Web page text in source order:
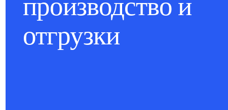
производство и
отгрузки